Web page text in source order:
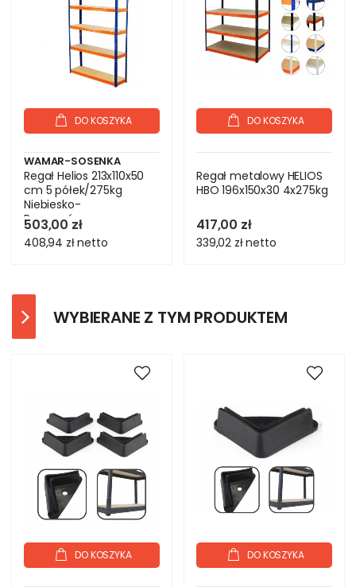
DO KOSZYKA
WAMAR-SOSENKA
Regał Helios 213x110x50
cm 5 półek/275kg
Niebiesko-
Pomarańczowy
503,00 zł
408,94 złnetto
DO KOSZYKA
Regał metalowy HELIOS
HBO 196x150x30 4x275kg
417,00 zł
339,02 złnetto
WYBIERANE Z TYM PRODUKTEM
DO KOSZYKA DO KOSZYKA